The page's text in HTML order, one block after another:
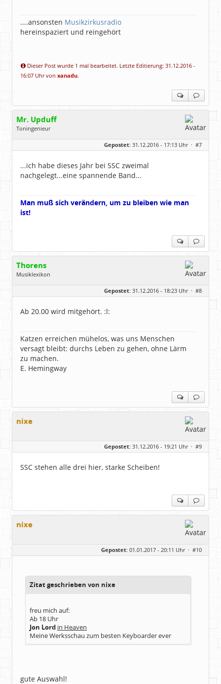
....ansonsten Musikzirkusradio
hereinspaziert und reingehört
Dieser Post wurde 1 mal bearbeitet. Letzte Editierung: 31.12.2016 -
16:07 Uhr von xanadu.
Mr. Upduff
Toningenieur
Geschlecht:
keine Angabe
Basemountainhome
Alter:
65
Dabei seit:
02 / 2007
Gepostet: 31.12.2016 - 17:13 Uhr · #7
...ich habe dieses Jahr bei SSC zweimal
nachgelegt...eine spannende Band...
Man muß sich verändern, um zu bleiben wie man
ist!
Thorens
Musiklexikon
Alter:
69
Dabei seit:
05 / 2015
Gepostet: 31.12.2016 - 18:23 Uhr · #8
Ab 20.00 wird mitgehört. :l:
Katzen erreichen mühelos, was uns Menschen
versagt bleibt: durchs Leben zu gehen, ohne Lärm
zu machen.
E. Hemingway
nixe
Gepostet: 31.12.2016 - 19:21 Uhr · #9
SSC stehen alle drei hier, starke Scheiben!
nixe
Gepostet: 01.01.2017 - 20:11 Uhr · #10
Zitat geschrieben von nixe
freu mich auf:
Ab 18 Uhr
Jon Lord in Heaven
Meine Werksschau zum besten Keyboarder ever
gute Auswahl!